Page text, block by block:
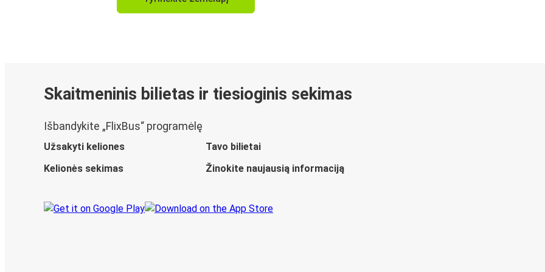
Skaitmeninis bilietas ir tiesioginis sekimas
Išbandykite „FlixBus“ programėlę
Užsakyti keliones
Tavo bilietai
Kelionės sekimas
Žinokite naujausią informaciją